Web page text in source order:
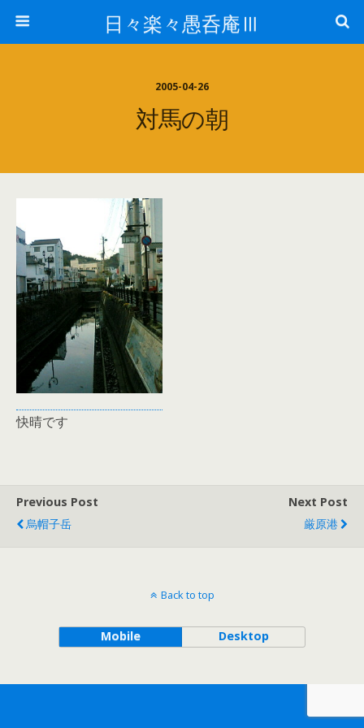
日々楽々愚呑庵Ⅲ
2005-04-26
対馬の朝
快晴です
Previous Post
烏帽子岳
Next Post
厳原港
Back to top
Mobile Desktop